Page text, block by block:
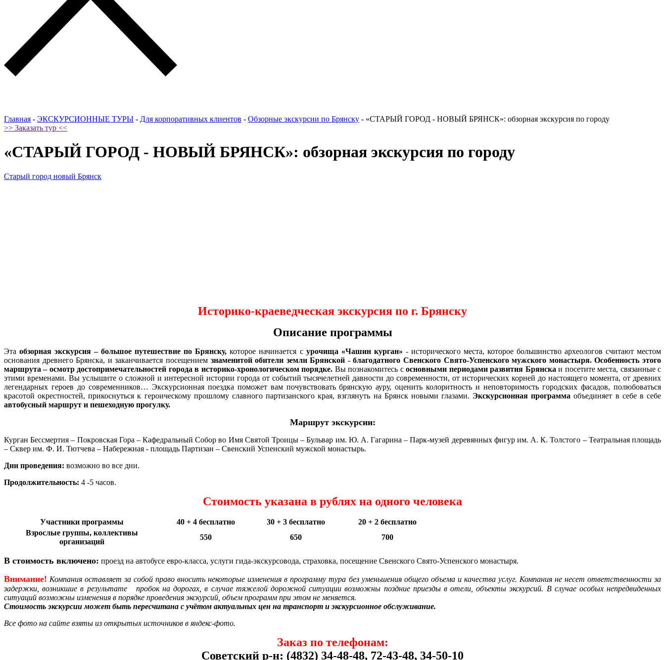
Главная - ЭКСКУРСИОННЫЕ ТУРЫ - Для корпоративных клиентов - Обзорные экскурсии по Брянску - «СТАРЫЙ ГОРОД - НОВЫЙ БРЯНСК»: обзорная экскурсия по городу
>> Заказать тур <<
«СТАРЫЙ ГОРОД - НОВЫЙ БРЯНСК»: обзорная экскурсия по городу
Старый город новый Брянск
Историко-краеведческая экскурсия по г. Брянску
Описание программы
Этаобзорная экскурсия – большое путешествие по Брянску, которое начинается с урочища «Чашин курган» - исторического места, которое большинство археологов считают местом
основания древнего Брянска, и заканчивается посещением знаменитой обители земли Брянской - благодатного Свенского Свято-Успенского мужского монастыря. Особенность этого
маршрута – осмотр достопримечательностей города в историко-хронологическом порядке. Вы познакомитесь сосновными периодами развития Брянска и посетите места, связанные с
этими временами. Вы услышите о сложной и интересной истории города от событий тысячелетней давности до современности, от исторических корней до настоящего момента, от древних
легендарных героев до современников… Экскурсионная поездка поможет вам почувствовать брянскую ауру, оценить колоритность и неповторимость городских фасадов, полюбоваться
красотой окрестностей, прикоснуться к героическому прошлому славного партизанского края, взглянуть на Брянск новыми глазами. Экскурсионная программа объединяет в себе в себе
автобусный маршрут и пешеходную прогулку.
Маршрут экскурсии:
Курган Бессмертия – Покровская Гора – Кафедральный Собор во Имя Святой Троицы – Бульвар им. Ю. А. Гагарина – Парк-музей деревянных фигур им. А. К. Толстого – Театральная площадь
– Сквер им. Ф. И. Тютчева – Набережная - площадь Партизан – Свенский Успенский мужской монастырь.
Дни проведения: возможно во все дни.
Продолжительность: 4 -5 часов.
Стоимость указана в рублях на одного человека
Участники программы 40 + 4 бесплатно 30 + 3 бесплатно
20 + 2 бесплатно
Взрослые группы, коллективы
организаций
550 650 700
В стоимость включено: проезд на автобусе евро-класса, услуги гида-экскурсовода, страховка, посещение Свенского Свято-Успенского монастыря.
Внимание! Компания оставляет за собой право вносить некоторые изменения в программу тура без уменьшения общего объема и качества услуг. Компания не несет ответственности за
задержки, возникшие в результате пробок на дорогах, в случае тяжелой дорожной ситуации возможны поздние приезды в отели, объекты экскурсий. В случае особых непредвиденных
ситуаций возможны изменения в порядке проведения экскурсий, объем программ при этом не меняется.
Стоимость экскурсии может быть пересчитана с учётом актуальных цен на транспорт и экскурсионное обслуживание.
Все фото на сайте взяты из открытых источников в яндекс-фото.
Заказ по телефонам:
Советский р-н: (4832) 34-48-48, 72-43-48, 34-50-10